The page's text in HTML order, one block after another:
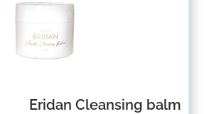
Eridan Cleansing balm